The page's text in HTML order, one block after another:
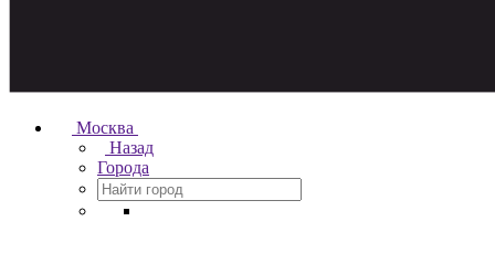
Москва
Назад
Города